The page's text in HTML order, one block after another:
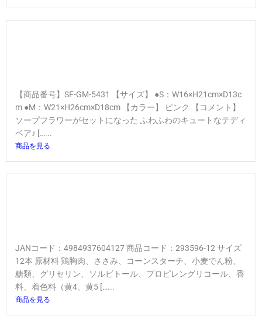
【商品番号】SF-GM-5431 【サイズ】 ●S：W16×H21cm×D13c
m ●M：W21×H26cm×D18cm 【カラー】 ピンク 【コメント】
ソープフラワーがセットになった ふわふわのキュートなテディ
ベア♪ […...
商品を見る
JANコード：4984937604127 商品コード：293596-12 サイズ
12本 原材料 鶏胸肉、ささみ、コーンスターチ、小麦でん粉、
糖類、グリセリン、ソルビトール、プロピレングリコール、香
料、着色料（黄4、黄5 […...
商品を見る